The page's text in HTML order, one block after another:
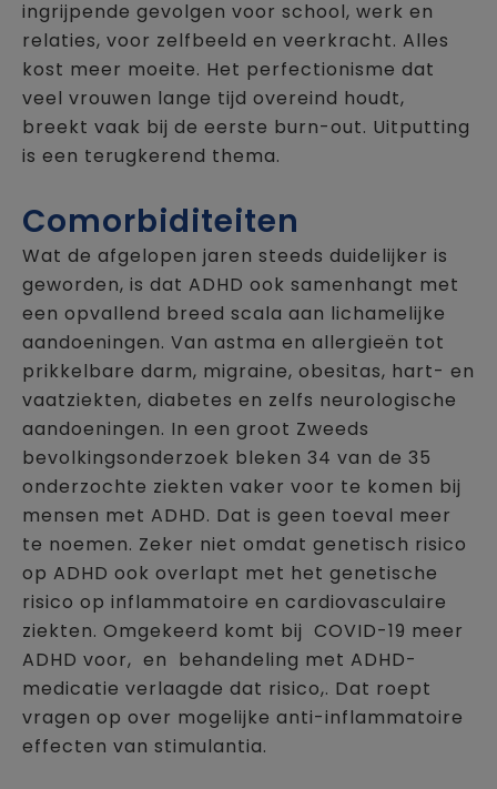
ingrijpende gevolgen voor school, werk en
relaties, voor zelfbeeld en veerkracht. Alles
kost meer moeite. Het perfectionisme dat
veel vrouwen lange tijd overeind houdt,
breekt vaak bij de eerste burn-out. Uitputting
is een terugkerend thema.
Comorbiditeiten
Wat de afgelopen jaren steeds duidelijker is
geworden, is dat ADHD ook samenhangt met
een opvallend breed scala aan lichamelijke
aandoeningen. Van astma en allergieën tot
prikkelbare darm, migraine, obesitas, hart- en
vaatziekten, diabetes en zelfs neurologische
aandoeningen. In een groot Zweeds
bevolkingsonderzoek bleken 34 van de 35
onderzochte ziekten vaker voor te komen bij
mensen met ADHD. Dat is geen toeval meer
te noemen. Zeker niet omdat genetisch risico
op ADHD ook overlapt met het genetische
risico op inflammatoire en cardiovasculaire
ziekten. Omgekeerd komt bij COVID-19 meer
ADHD voor, en behandeling met ADHD-
medicatie verlaagde dat risico,. Dat roept
vragen op over mogelijke anti-inflammatoire
effecten van stimulantia.